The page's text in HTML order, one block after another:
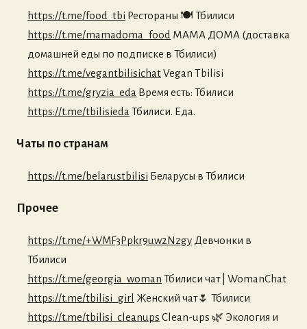
https://t.me/food_tbi Рестораны 🍽 Тбилиси
https://t.me/mamadoma_food МАМА ДОМА (доставка
домашней еды по подписке в Тбилиси)
https://t.me/vegantbilisichatVegan Tbilisi
https://t.me/gryzia_eda Время есть: Тбилиси
https://t.me/tbilisieda Тбилиси. Еда.
Чаты по странам
https://t.me/belarustbilisi Беларусы в Тбилиси
Прочее
https://t.me/+WMF3Ppkr9uw2Nzgy Девчонки в
Тбилиси
https://t.me/georgia_woman Тбилиси чат | WomanChat
https://t.me/tbilisi_girl Женский чат🌷 Тбилиси
https://t.me/tbilisi_cleanups Clean-ups 🌿 Экология и